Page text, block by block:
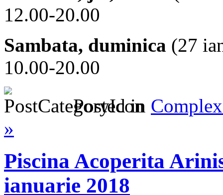
12.00-20.00
Sambata, duminica (27
10.00-20.00
Posted in
»
Piscina Acoperita
ianuarie 2018